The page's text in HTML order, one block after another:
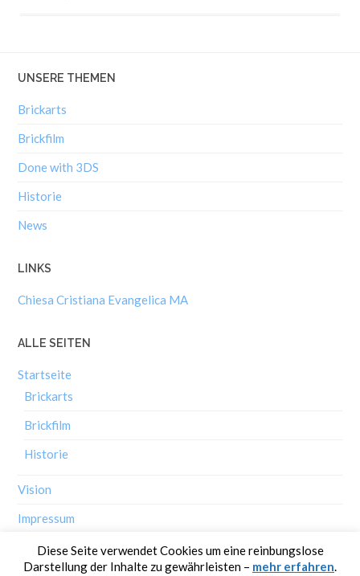
UNSERE THEMEN
Brickarts
Brickfilm
Done with 3DS
Historie
News
LINKS
Chiesa Cristiana Evangelica MA
ALLE SEITEN
Startseite
Brickarts
Brickfilm
Historie
Vision
Impressum
Diese Seite verwendet Cookies um eine reinbungslose
Darstellung der Inhalte zu gewährleisten – mehr erfahren